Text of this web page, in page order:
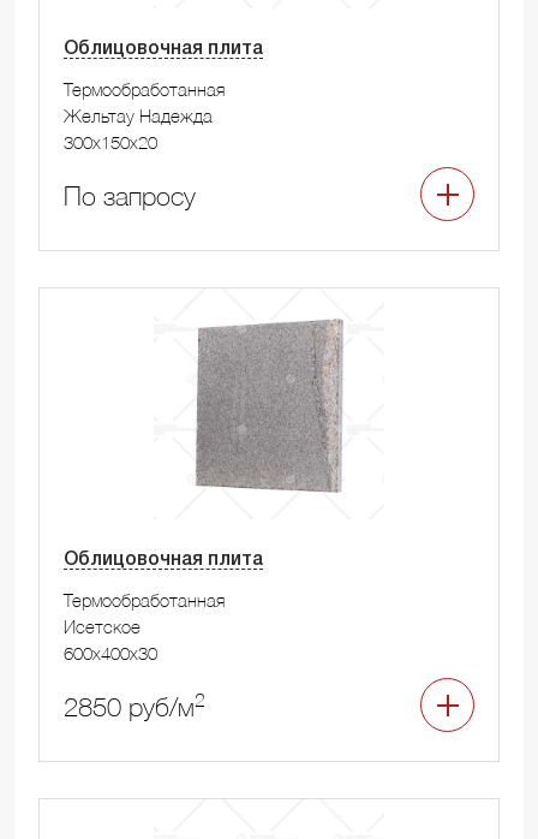
Облицовочная плита
Термообработанная
Жельтау Надежда
300x150x20
По запросу
Облицовочная плита
Термообработанная
Исетское
600x400x30
2850 руб/м2